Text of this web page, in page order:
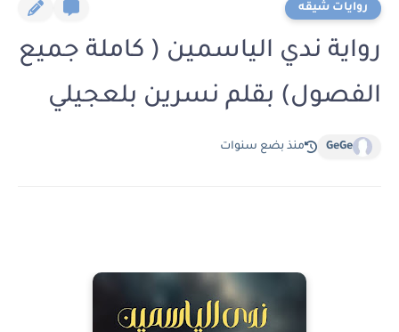
روايات شيقه
رواية ندي الياسمين ( كاملة جميع
الفصول) بقلم نسرين بلعجيلي
GeGe منذ بضع سنوات